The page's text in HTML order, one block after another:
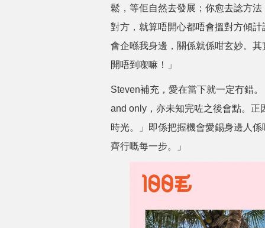
鬆，等佢自然去發展；你愈去諗方
對方，就算唔開心都唔會搵對方傾
會企喺我身邊，關係就係咁玄妙。
開唔到㗎嘛！」
Steven補充，愛在當下就一定冇錯
and only，亦未知完咗之後會點。
時光。」即係把握機會愛錫身邊人
齊行嘅每一步。」